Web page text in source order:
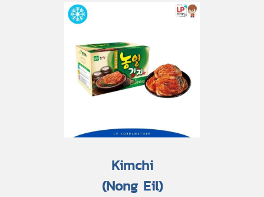
Kimchi
(Nong Eil)